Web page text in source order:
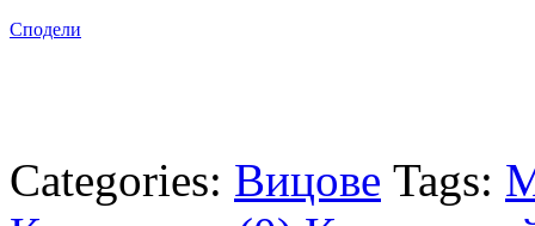
Сподели
Categories: Вицове Tags: